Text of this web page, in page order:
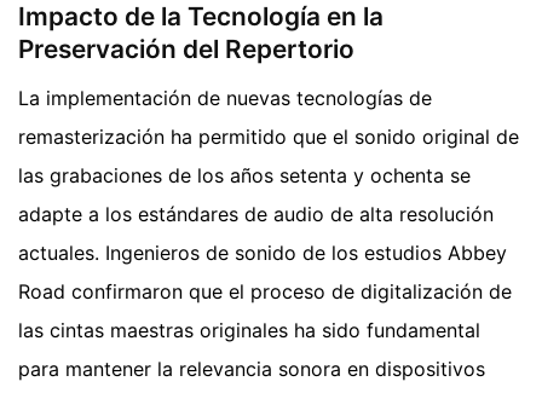
Impacto de la Tecnología en la
Preservación del Repertorio
La implementación de nuevas tecnologías de
remasterización ha permitido que el sonido original de
las grabaciones de los años setenta y ochenta se
adapte a los estándares de audio de alta resolución
actuales. Ingenieros de sonido de los estudios Abbey
Road confirmaron que el proceso de digitalización de
las cintas maestras originales ha sido fundamental
para mantener la relevancia sonora en dispositivos